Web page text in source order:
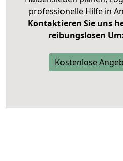
professionelle Hilfe in
Kontaktieren Sie uns
reibungslosen
Kostenlose